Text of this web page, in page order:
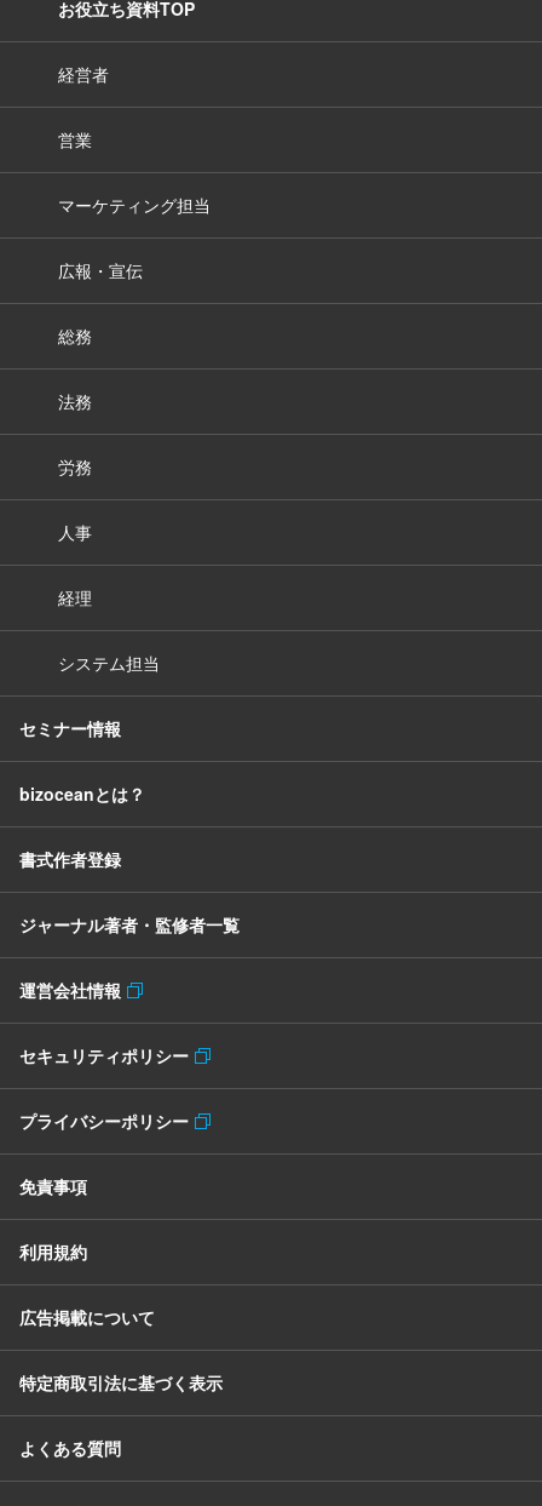
お役立ち資料TOP
経営者
営業
マーケティング担当
広報・宣伝
総務
法務
労務
人事
経理
システム担当
セミナー情報
bizoceanとは？
書式作者登録
ジャーナル著者・監修者一覧
運営会社情報
セキュリティポリシー
プライバシーポリシー
免責事項
利用規約
広告掲載について
特定商取引法に基づく表示
よくある質問